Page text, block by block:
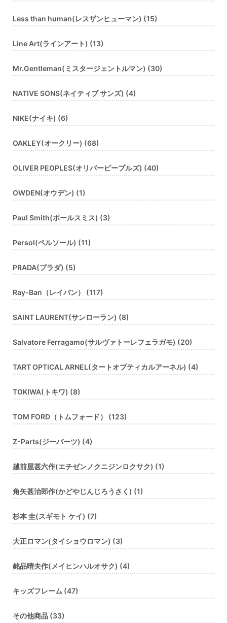
Less than human(レスザンヒューマン) (15)
Line Art(ラインアート) (13)
Mr.Gentleman(ミスタージェントルマン) (30)
NATIVE SONS(ネイティブ サンズ) (4)
NIKE(ナイキ) (6)
OAKLEY(オークリー) (68)
OLIVER PEOPLES(オリバーピープルズ) (40)
OWDEN(オウデン) (1)
Paul Smith(ポールスミス) (3)
Persol(ペルソール) (11)
PRADA(プラダ) (5)
Ray-Ban（レイバン） (117)
SAINT LAURENT(サンローラン) (8)
Salvatore Ferragamo(サルヴァトーレフェラガモ) (20)
TART OPTICAL ARNEL(タートオプティカルアーネル) (4)
TOKIWA(トキワ) (8)
TOM FORD（トムフォード） (123)
Z-Parts(ジーパーツ) (4)
越前屋甚六作(エチゼンノクニジンロクサク) (1)
角矢甚治郎作(かどやじんじろうさく) (1)
杉本 圭(スギモト ケイ) (7)
大正ロマン(タイショウロマン) (3)
銘品晴夫作(メイヒンハルオサク) (4)
キッズフレーム (47)
その他商品 (33)